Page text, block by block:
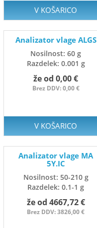
V KOŠARICO
Analizator vlage ALGS
Nosilnost: 60 g
Razdelek: 0.001 g
že od 0,00 €
Brez DDV: 0,00 €
V KOŠARICO
Analizator vlage MA
5Y.IC
Nosilnost: 50-210 g
Razdelek: 0.1-1 g
že od 4667,72 €
Brez DDV: 3826,00 €